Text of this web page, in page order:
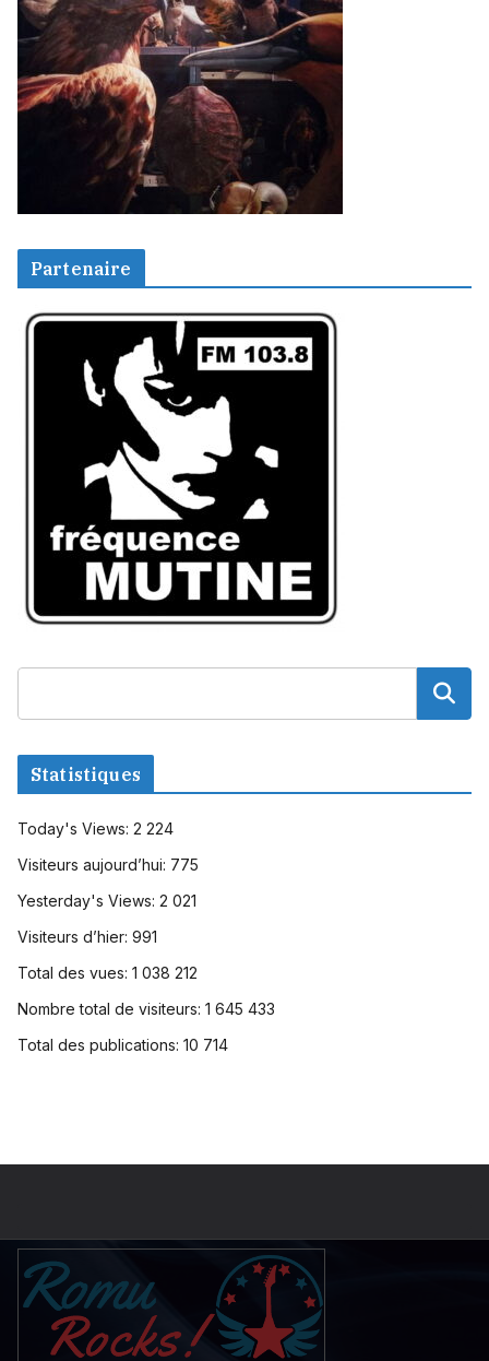
Partenaire
Statistiques
Today's Views: 2 224
Visiteurs aujourd’hui: 775
Yesterday's Views: 2 021
Visiteurs d’hier: 991
Total des vues: 1 038 212
Nombre total de visiteurs: 1 645 433
Total des publications: 10 714